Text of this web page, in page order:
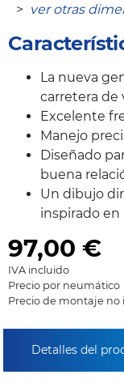
> ver otras
La nueva
carretera de
Excelente
Manejo
Diseñado
buena
Un dibujo
inspirado en
97,00 €
IVA incluido
Precio por neumático
Precio de montaje no
Detalles del